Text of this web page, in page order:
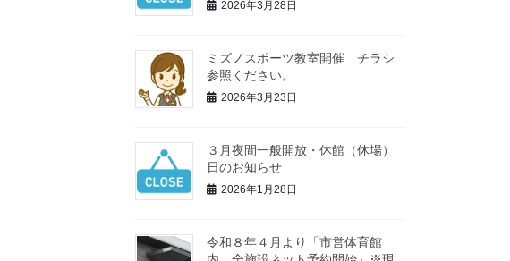
2026年3月28日
ミズノスポーツ教室開催 チラシ
参照ください。
2026年3月23日
３月夜間一般開放・休館（休場）
日のお知らせ
2026年1月28日
令和８年４月より「市営体育館